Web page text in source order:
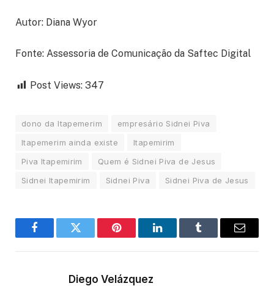
Autor: Diana Wyor
Fonte: Assessoria de Comunicação da Saftec Digital
Post Views: 347
dono da Itapemerim
empresário Sidnei Piva
Itapemerim ainda existe
Itapemirim
Piva Itapemirim
Quem é Sidnei Piva de Jesus
Sidnei Itapemirim
Sidnei Piva Sidnei Piva de Jesus
FacebookTwitter Pinterest LinkedInTumblr Email
Diego Velázquez